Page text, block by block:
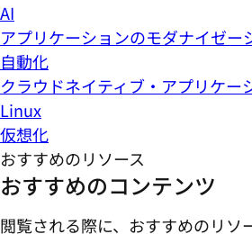
AI
アプリケーションのモダナイゼー
自動化
クラウドネイティブ・アプリケー
Linux
仮想化
おすすめのリソース
おすすめのコンテンツ
閲覧される際に、おすすめのリソ